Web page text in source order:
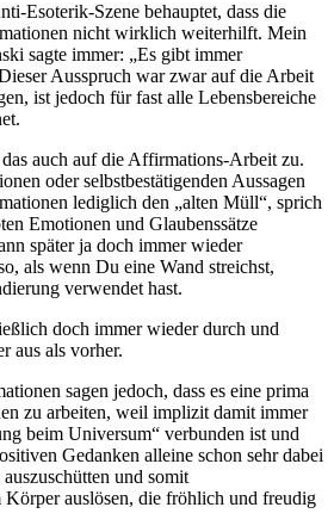
Esoterik-Szene behauptet, dass die
nicht wirklich weiterhilft. Mein
sagte immer: „Es gibt immer
Ausspruch war zwar auf die Arbeit
ist jedoch für fast alle Lebensbereiche
auch auf die Affirmations-Arbeit zu.
oder selbstbestätigenden Aussagen
lediglich den „alten Müll“, sprich
Emotionen und Glaubenssätze
später ja doch immer wieder
als wenn Du eine Wand streichst,
verwendet hast.
doch immer wieder durch und
aus als vorher.
sagen jedoch, dass es eine prima
zu arbeiten, weil implizit damit immer
beim Universum“ verbunden ist und
Gedanken alleine schon sehr dabei
und somit
auslösen, die fröhlich und freudig